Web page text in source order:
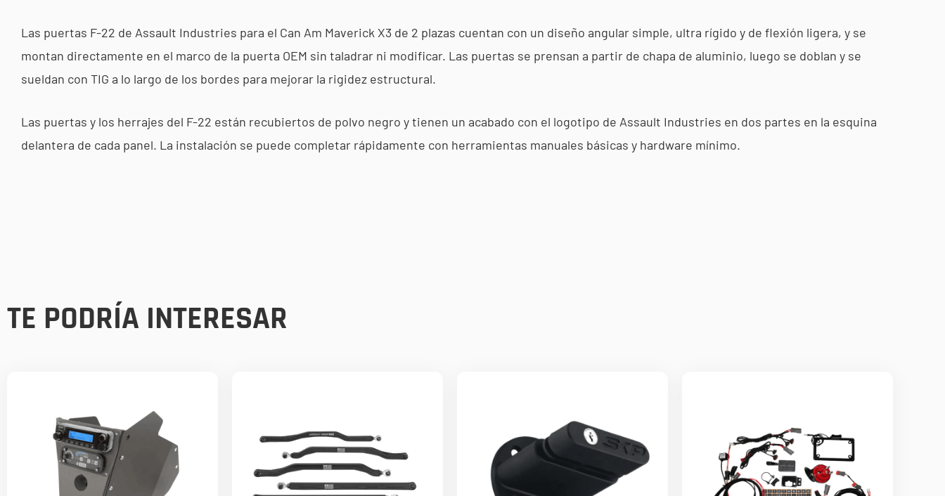
Las puertas F-22 de Assault Industries para el Can Am Maverick X3 de 2 plazas cuentan con un diseño angular simple, ultra rígido y de flexión ligera, y se
montan directamente en el marco de la puerta OEM sin taladrar ni modificar. Las puertas se prensan a partir de chapa de aluminio, luego se doblan y se
sueldan con TIG a lo largo de los bordes para mejorar la rigidez estructural.
Las puertas y los herrajes del F-22 están recubiertos de polvo negro y tienen un acabado con el logotipo de Assault Industries en dos partes en la esquina
delantera de cada panel. La instalación se puede completar rápidamente con herramientas manuales básicas y hardware mínimo.
TE PODRÍA INTERESAR